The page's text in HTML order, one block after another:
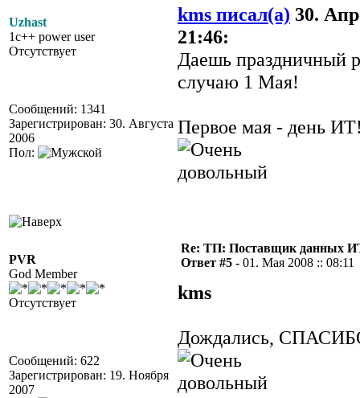
Uzhast
1c++ power user
Отсутствует
Сообщений: 1341
Зарегистрирован: 30. Августа
2006
Пол:
kms писал(а) 30.
21:46:
Даешь праздничный
случаю 1 Мая!
Первое мая - день
PVR
God Member
Отсутствует
Сообщений: 622
Зарегистрирован: 19. Ноября
2007
Re: ТП: Поставщик данных
Ответ #5 - 01. Мая 2008 :: 08:11
kms
Дождались,